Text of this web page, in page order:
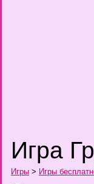
Игра
Игры > Игры